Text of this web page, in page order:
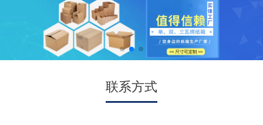
联系方式